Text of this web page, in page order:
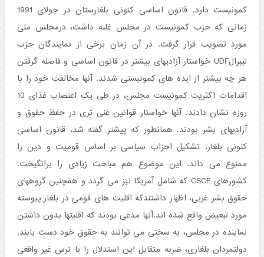
کمونیست دارد. قانون اساسی کنونی بلغارستان در جولای 1991
زمانی که حزب کمونیست در مجلس غلبه داشت، درمجلس ملی
مورد تصویب قرار گرفت. در آن زمان برخی از نمایندگان حزب
لیبرالUDF خواستار آزادیهای بیشتر در قانون اساسی و فاصله گرفتن
هر چه بیشتر از ایده های کمونیستی شدند. آنها مخالفت خود را با
اقدامات اکثریت کمونیست مجلس، در طی یک اعتصاب غذای 10
روزه نشان دادند. آنها خواستار قوانین غنی تری در حفظ حقوق و
آزادیهای بشر بودند. همانطور که پیشتر گفته شد، قانون اساسی
کنونی بلغار، تشکیل احزاب سیاسی بر اساس قومیت و دین را
ممنوع می داند. این موضوع هم مباحث زیادی را برانگیخت.
کشورهای CSCE که شامل آمریکا نیز می گردد و همچنین گروههای
حقوق بشر غربی، اظهار داشتندکه اقلیت های قومی در بلغار پیوسته
مورد تبعیض واقع شده اند.آنها مدعی بودند که اقلیتها بدون داشتن
نماینده در مجلس، به سختی می توانند به حقوق خود دست یابند.
دولتمردان بلغاری، ضربه متقابل این استدلال را با ترس غیر واقعی